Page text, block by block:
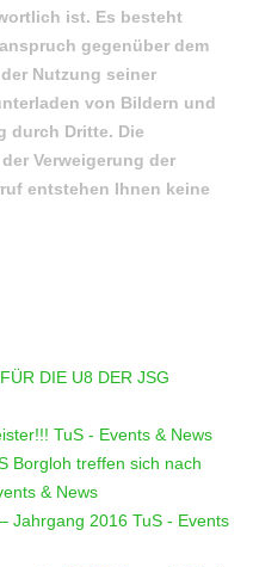
ist. Es besteht
gegenüber dem
Nutzung seiner
von Bildern und
durch Dritte. Die
Verweigerung der
entstehen Ihnen keine
DIE U8 DER JSG
TuS - Events & News
Borgloh treffen sich nach
& News
Jahrgang 2016 TuS - Events